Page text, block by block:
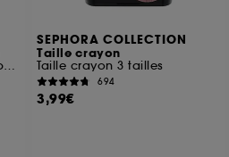
Huile démaquillante type baume
SEPHORA COLLECTION
Taille crayon
Taille crayon 3 tailles
694
3,99€